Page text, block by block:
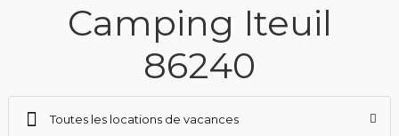
Camping Iteuil
86240
Toutes les locations de vacances